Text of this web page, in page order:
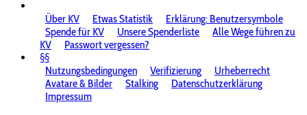
Über KV
Etwas Statistik
Erklärung: Benutzersymbole
Spende für KV
Unsere Spenderliste
Alle Wege führen zu
KV
Passwort vergessen?
§§
Nutzungsbedingungen
Verifizierung
Urheberrecht
Avatare & Bilder
Stalking
Datenschutzerklärung
Impressum